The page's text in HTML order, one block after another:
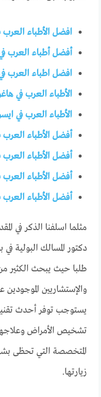
افضل الأطباء العرب
أفضل أطباء العرب
افضل اطباء العرب
الأطباء العرب في
الأطباء العرب في
أفضل الأطباء العرب
أفضل الأطباء العرب
أفضل الأطباء العرب
أفضل الأطباء
مثلما اسلفنا الذكر في
دكتور المسالك البولية
طلبا حيث يبحث الكثير من
والإستشاريين
يستوجب توفر أحدث
تشخيص الأمراض وعلاجها
المتخصصة التي تحظى
زيارتها.